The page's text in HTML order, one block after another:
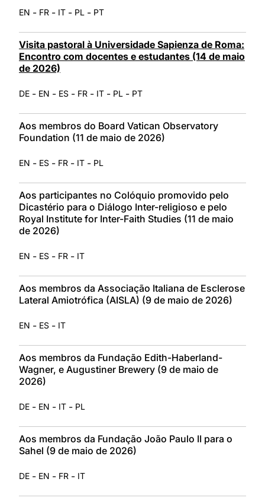
EN - FR - IT - PL - PT
Visita pastoral à Universidade Sapienza de Roma:
Encontro com docentes e estudantes (14 de maio
de 2026)
DE - EN - ES - FR - IT - PL - PT
Aos membros do Board Vatican Observatory
Foundation (11 de maio de 2026)
EN - ES - FR - IT - PL
Aos participantes no Colóquio promovido pelo
Dicastério para o Diálogo Inter-religioso e pelo
Royal Institute for Inter-Faith Studies (11 de maio
de 2026)
EN - ES - FR - IT
Aos membros da Associação Italiana de Esclerose
Lateral Amiotrófica (AISLA) (9 de maio de 2026)
EN - ES - IT
Aos membros da Fundação Edith-Haberland-
Wagner, e Augustiner Brewery (9 de maio de
2026)
DE - EN - IT - PL
Aos membros da Fundação João Paulo II para o
Sahel (9 de maio de 2026)
DE - EN - FR - IT